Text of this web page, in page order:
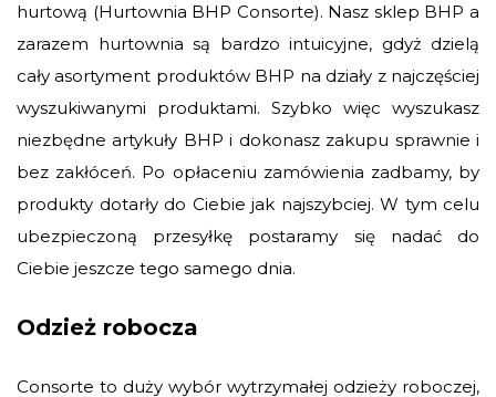
hurtową (Hurtownia BHP Consorte). Nasz sklep BHP a
zarazem hurtownia są bardzo intuicyjne, gdyż dzielą
cały asortyment produktów BHP na działy z najczęściej
wyszukiwanymi produktami. Szybko więc wyszukasz
niezbędne artykuły BHP i dokonasz zakupu sprawnie i
bez zakłóceń. Po opłaceniu zamówienia zadbamy, by
produkty dotarły do Ciebie jak najszybciej. W tym celu
ubezpieczoną przesyłkę postaramy się nadać do
Ciebie jeszcze tego samego dnia.
Odzież robocza
Consorte to duży wybór wytrzymałej odzieży roboczej,